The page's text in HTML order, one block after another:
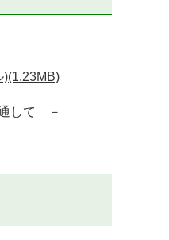
して －